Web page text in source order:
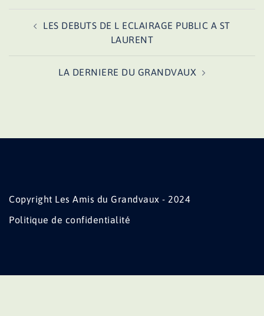
d’articleLES DEBUTS DE L ECLAIRAGE PUBLIC A ST
LAURENT
LA DERNIERE DU GRANDVAUX
Copyright Les Amis du Grandvaux - 2024
Politique de confidentialité